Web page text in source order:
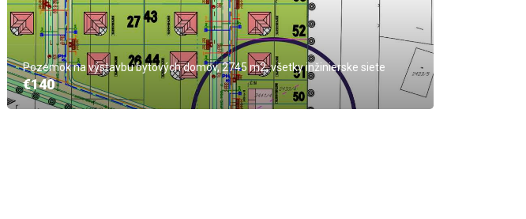
Pozemok na výstavbu bytových domov, 2745 m2, všetky inžinierske siete
€140